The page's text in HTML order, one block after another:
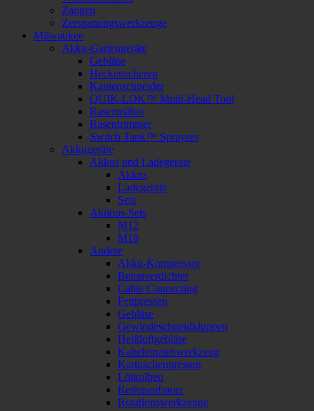
Zangen
Zerspanungswerkzeuge
Milwaukee
Akku-Gartengeräte
Gebläse
Heckenscheren
Kantenschneider
QUIK-LOK™ Multi-Head Tool
Rasenmäher
Rasentrimmer
Switch Tank™ Sprayers
Akkugeräte
Akkus und Ladegeräte
Akkus
Ladegeräte
Sets
Aktions-Sets
M12
M18
Andere
Akku-Kompressor
Betonverdichter
Cable Connecting
Fettpressen
Gebläse
Gewindeschneidkluppen
Heißluftgebläse
Kabeleinziehwerkzeug
Kartuschenpressen
Lötkolben
Reifenaufrauer
Rotationswerkzeuge